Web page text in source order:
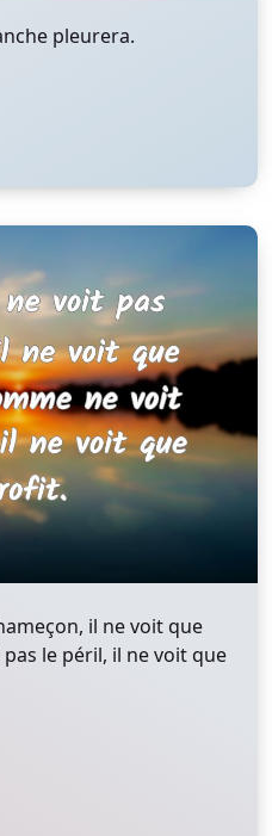
pleurera.
il ne voit que
le péril, il ne voit que